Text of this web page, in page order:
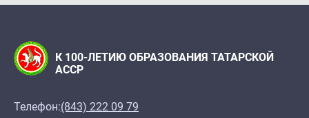
К 100-ЛЕТИЮ ОБРАЗОВАНИЯ ТАТАРСКОЙ
АССР
Телефон:(843) 222 09 79